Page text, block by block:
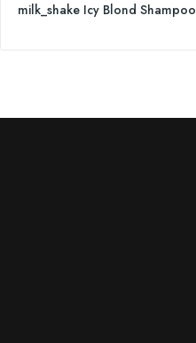
milk_shake Icy Blond Shampoo